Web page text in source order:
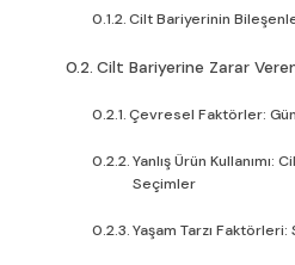
Cilt Bariyerinin
Cilt Bariyerine Zarar
Çevresel Faktörler:
Yanlış Ürün Kullanımı:
Seçimler
Yaşam Tarzı